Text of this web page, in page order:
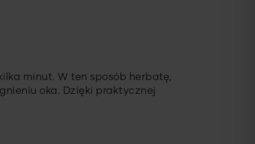
minut. W ten sposób herbatę,
oka. Dzięki praktycznej